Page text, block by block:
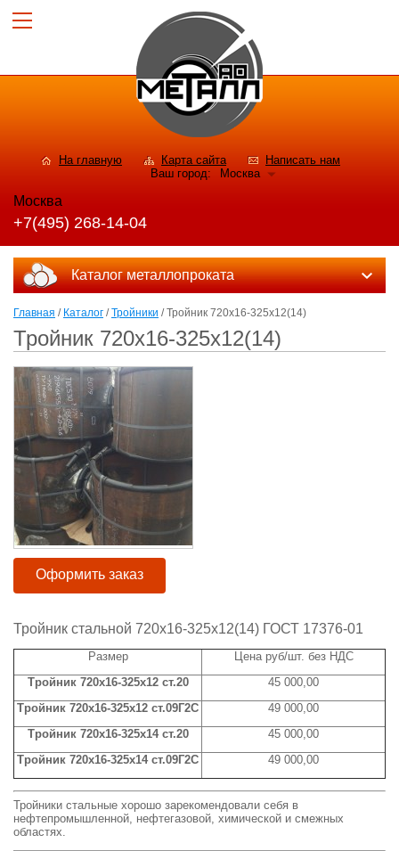
На главную Карта сайта
Написать нам
Ваш город:
Москва
Москва
+7(495) 268-14-04
Каталог металлопроката
Главная / Каталог /Тройники / Тройник 720x16-325x12(14)
Тройник 720x16-325x12(14)
Оформить заказ
Тройник стальной 720x16-325x12(14) ГОСТ 17376-01
Размер
Цена руб/шт. без НДС
Тройник 720x16-325x12 ст.20
45 000,00
Тройник 720x16-325x12 ст.09Г2С
49 000,00
Тройник 720x16-325x14 ст.20
45 000,00
Тройник 720x16-325x14 ст.09Г2С
49 000,00
Тройники стальные хорошо зарекомендовали себя в
нефтепромышленной, нефтегазовой, химической и смежных
областях.